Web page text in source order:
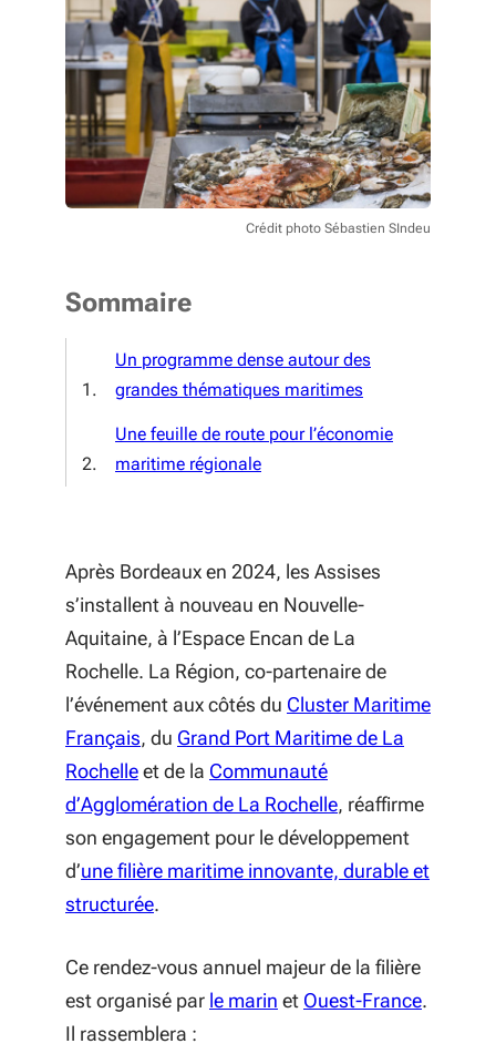
Crédit photo Sébastien SIndeu
Sommaire
Un programme dense autour des
grandes thématiques maritimes
Une feuille de route pour l’économie
maritime régionale
Après Bordeaux en 2024, les Assises
s’installent à nouveau en Nouvelle-
Aquitaine, à l’Espace Encan de La
Rochelle. La Région, co-partenaire de
l’événement aux côtés du Cluster Maritime
Français (S'ouvre dans une nouvelle fenêtre)
, du Grand Port Maritime de La
Rochelle(S'ouvre dans une nouvelle fenêtre)
et de la Communauté
d’Agglomération de La Rochelle(S'ouvre dans
, réaffirme
son engagement pour le développement
d’une filière maritime innovante, durable et
structurée.
Ce rendez-vous annuel majeur de la filière
est organisé par le marin (S'ouvre dans une
et Ouest-France.
Il rassemblera :